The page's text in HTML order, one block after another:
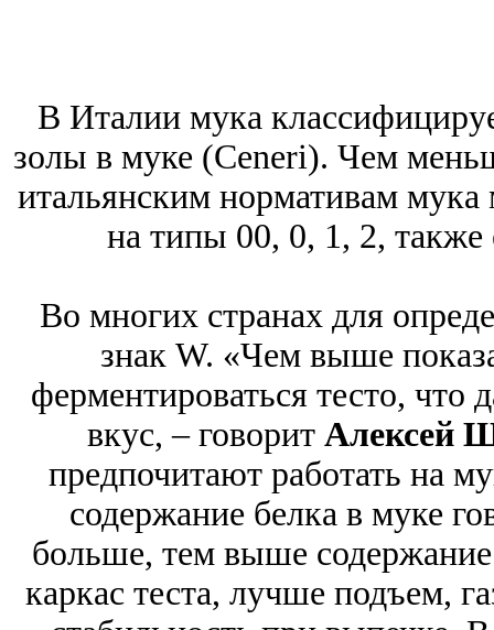
В Италии мука
золы в муке (Ceneri). Чем
итальянским нормативам
на типы 00, 0, 1, 2, также
Во многих странах для
знак W. «Чем выше
ферментироваться тесто,
вкус, – говорит Алексей
предпочитают работать на
содержание белка в муке
больше, тем выше
каркас теста, лучше подъем,